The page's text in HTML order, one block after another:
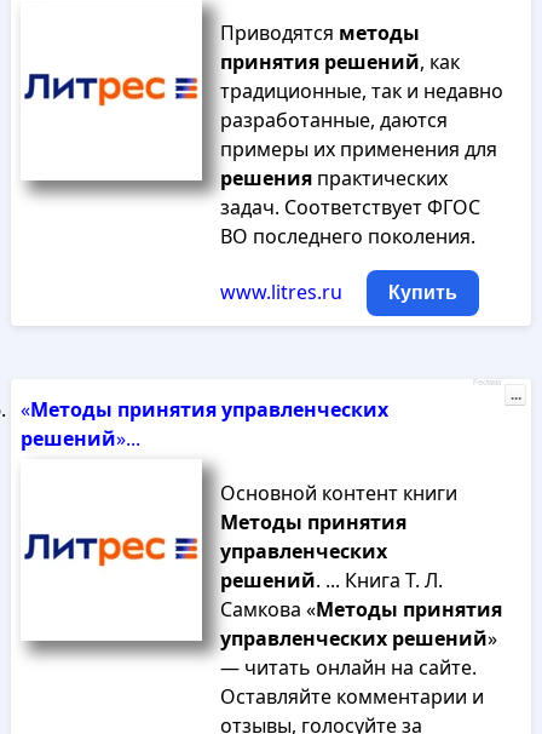
Приводятся методы
принятия решений, как
традиционные, так и недавно
разработанные, даются
примеры их применения для
решенияпрактических
задач. Соответствует ФГОС
ВО последнего поколения.
www.litres.ru Купить
«Методы принятияуправленческих
решений»...
Основной контент книги
Методы принятия
управленческих
решений. ... Книга Т. Л.
Самкова «Методы принятия
управленческих решений»
— читать онлайн на сайте.
Оставляйте комментарии и
отзывы, голосуйте за
Реклама
...